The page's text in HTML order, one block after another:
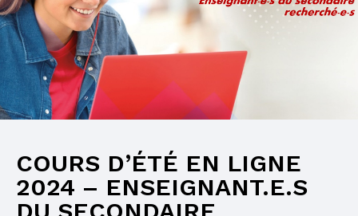
COURS D’ÉTÉ EN LIGNE
2024 – ENSEIGNANT.E.S